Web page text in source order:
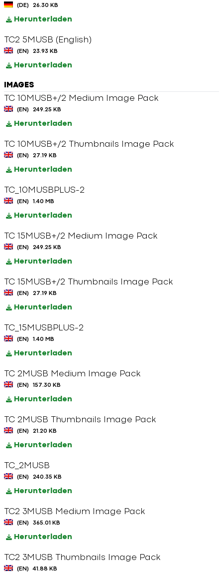
(DE) 26.30 KB
Herunterladen
TC2 5MUSB (English)
(EN) 23.93 KB
Herunterladen
IMAGES
TC 10MUSB+/2 Medium Image Pack
(EN) 249.25 KB
Herunterladen
TC 10MUSB+/2 Thumbnails Image Pack
(EN) 27.19 KB
Herunterladen
TC_10MUSBPLUS-2
(EN) 1.40 MB
Herunterladen
TC 15MUSB+/2 Medium Image Pack
(EN) 249.25 KB
Herunterladen
TC 15MUSB+/2 Thumbnails Image Pack
(EN) 27.19 KB
Herunterladen
TC_15MUSBPLUS-2
(EN) 1.40 MB
Herunterladen
TC 2MUSB Medium Image Pack
(EN) 157.30 KB
Herunterladen
TC 2MUSB Thumbnails Image Pack
(EN) 21.20 KB
Herunterladen
TC_2MUSB
(EN) 240.35 KB
Herunterladen
TC2 3MUSB Medium Image Pack
(EN) 365.01 KB
Herunterladen
TC2 3MUSB Thumbnails Image Pack
(EN) 41.88 KB